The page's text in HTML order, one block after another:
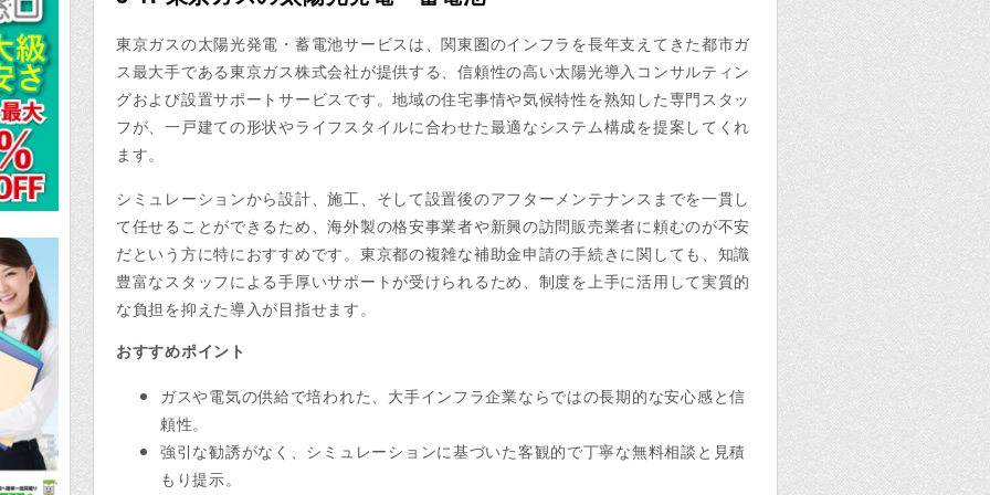
東京ガスの太陽光発電・蓄電池サービスは、関東圏のインフラを長年支えてきた都市ガ
ス最大手である東京ガス株式会社が提供する、信頼性の高い太陽光導入コンサルティン
グおよび設置サポートサービスです。地域の住宅事情や気候特性を熟知した専門スタッ
フが、一戸建ての形状やライフスタイルに合わせた最適なシステム構成を提案してくれ
ます。
シミュレーションから設計、施工、そして設置後のアフターメンテナンスまでを一貫し
て任せることができるため、海外製の格安事業者や新興の訪問販売業者に頼むのが不安
だという方に特におすすめです。東京都の複雑な補助金申請の手続きに関しても、知識
豊富なスタッフによる手厚いサポートが受けられるため、制度を上手に活用して実質的
な負担を抑えた導入が目指せます。
おすすめポイント
ガスや電気の供給で培われた、大手インフラ企業ならではの長期的な安心感と信
頼性。
強引な勧誘がなく、シミュレーションに基づいた客観的で丁寧な無料相談と見積
もり提示。